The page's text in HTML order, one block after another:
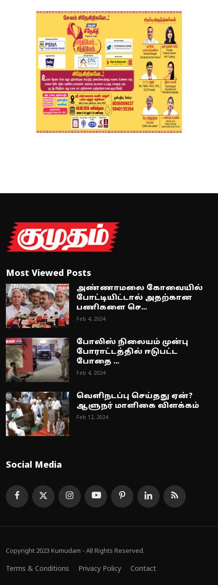
Most Viewed Posts
அண்ணாமலை கோவையில்
போட்டியிட்டால் அதற்கான
பணிகளை செ...
Feb 4, 2024
போலிஸ் நிலையம் முன்பு
போராட்டத்தில் ஈடுபட்ட
போதை ...
Feb 4, 2024
வெளிநடப்பு செய்தது ஏன்?
ஆளுநர் மாளிகை விளக்கம்
Feb 12, 2024
Social Media
Copyright 2023 Kumudam - All Rights Reserved.
Terms & Conditions Privacy Policy Contact